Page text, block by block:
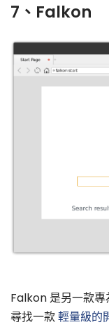
7、Falkon
Falkon 是另一款專
尋找一款輕量級的